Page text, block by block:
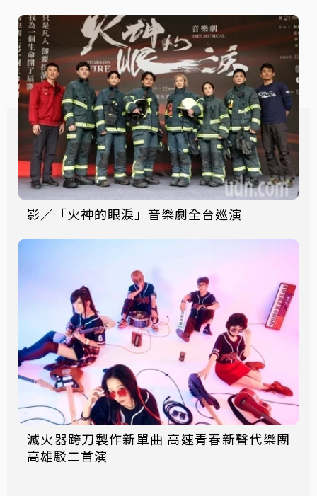
影／「火神的眼淚」音樂劇全台巡演
滅火器跨刀製作新單曲 高速青春新聲代樂團
高雄駁二首演